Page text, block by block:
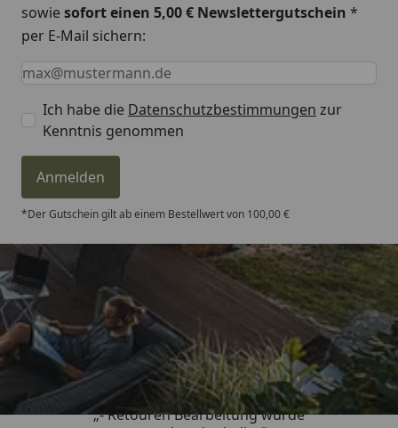
sowiesofort einen 5,00 € Newslettergutschein *
per E-Mail sichern:
Keine Eingabe erforderlich
Eingabe erforderlich
E-Mail *
Ich habe die Datenschutzbestimmungen zur
Kenntnis genommen
Anmelden
*Der Gutschein gilt ab einem Bestellwert von 100,00 €
Trusted Shops
4,81/ 5
„- Retouren Bearbeitung wurde